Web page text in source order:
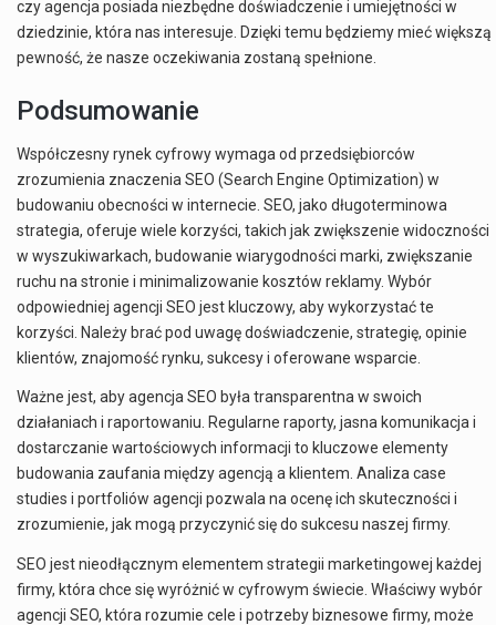
czy agencja posiada niezbędne doświadczenie i umiejętności w
dziedzinie, która nas interesuje. Dzięki temu będziemy mieć większą
pewność, że nasze oczekiwania zostaną spełnione.
Podsumowanie
Współczesny rynek cyfrowy wymaga od przedsiębiorców
zrozumienia znaczenia SEO (Search Engine Optimization) w
budowaniu obecności w internecie. SEO, jako długoterminowa
strategia, oferuje wiele korzyści, takich jak zwiększenie widoczności
w wyszukiwarkach, budowanie wiarygodności marki, zwiększanie
ruchu na stronie i minimalizowanie kosztów reklamy. Wybór
odpowiedniej agencji SEO jest kluczowy, aby wykorzystać te
korzyści. Należy brać pod uwagę doświadczenie, strategię, opinie
klientów, znajomość rynku, sukcesy i oferowane wsparcie.
Ważne jest, aby agencja SEO była transparentna w swoich
działaniach i raportowaniu. Regularne raporty, jasna komunikacja i
dostarczanie wartościowych informacji to kluczowe elementy
budowania zaufania między agencją a klientem. Analiza case
studies i portfoliów agencji pozwala na ocenę ich skuteczności i
zrozumienie, jak mogą przyczynić się do sukcesu naszej firmy.
SEO jest nieodłącznym elementem strategii marketingowej każdej
firmy, która chce się wyróżnić w cyfrowym świecie. Właściwy wybór
agencji SEO, która rozumie cele i potrzeby biznesowe firmy, może